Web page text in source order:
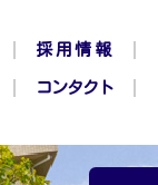
採用情報
コンタクト